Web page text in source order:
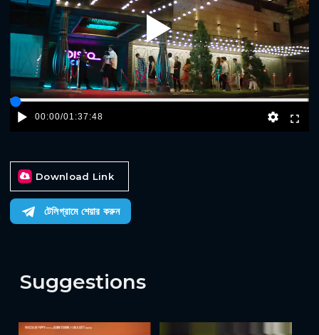
Play
00:00/01:37:48
Download Link
টেলিগ্রামে শেয়ার করুন
Suggestions